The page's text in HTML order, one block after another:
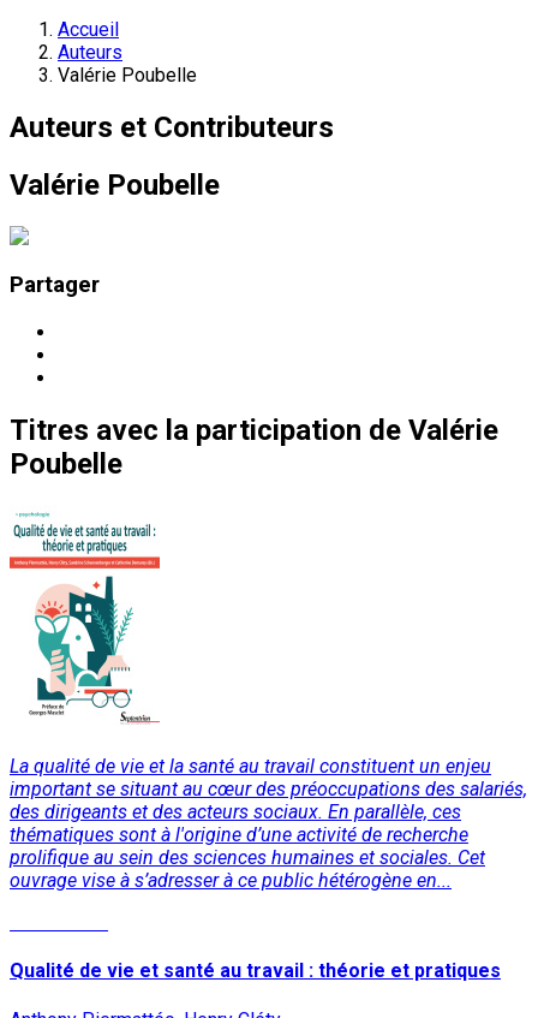
Accueil
Auteurs
Valérie Poubelle
Auteurs et Contributeurs
Valérie Poubelle
Partager
Titres avec la participation de Valérie
Poubelle
La qualité de vie et la santé au travail constituent un enjeu
important se situant au cœur des préoccupations des salariés,
des dirigeants et des acteurs sociaux. En parallèle, ces
thématiques sont à l'origine d’une activité de recherche
prolifique au sein des sciences humaines et sociales. Cet
ouvrage vise à s’adresser à ce public hétérogène en...
Qualité de vie et santé au travail : théorie et pratiques